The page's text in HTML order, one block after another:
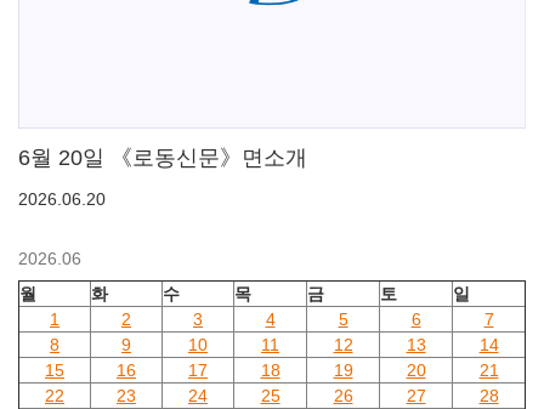
6월 20일 《로동신문》면소개
2026.06.20
2026.06
월
화 수 목 금 토
일
1
2 3 4 5 6
7
8
9 10 11 12 13
14
15
16 17 18 19 20
21
22
23 24 25 26 27
28